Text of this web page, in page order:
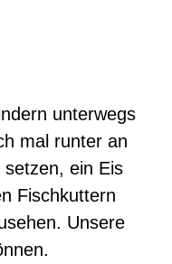
unterwegs
mal runter an
ein Eis
Fischkuttern
Unsere